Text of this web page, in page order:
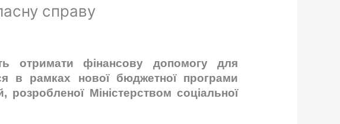
справу
отримати фінансову допомогу для
в рамках нової бюджетної програми
розробленої Міністерством соціальної